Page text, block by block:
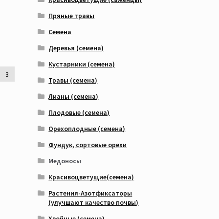
3
Пряные травы
Семена
Деревья (семена)
Кустарники (семена)
Травы (семена)
Лианы (семена)
Плодовые (семена)
Орехоплодные (семена)
Фундук, сортовые орехи
Медоносы
Красивоцветущие(семена)
Растения-Азотфиксаторы
(улучшают качество почвы)